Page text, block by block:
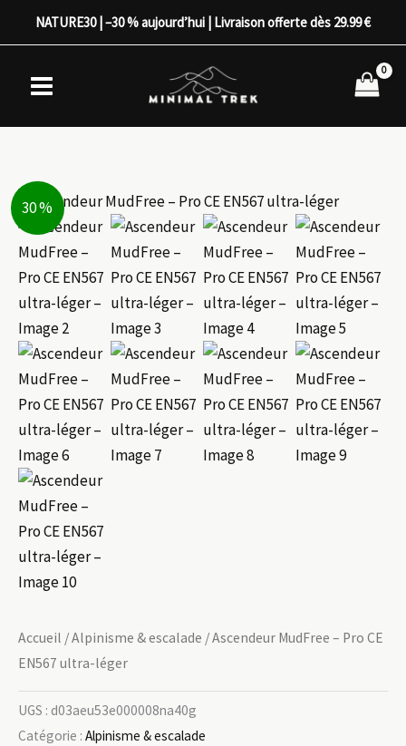
NATURE30 | –30 % aujourd’hui | Livraison offerte dès 29.99 €
30 %
Accueil /Alpinisme & escalade / Ascendeur MudFree – Pro CE
EN567 ultra-léger
UGS : d03aeu53e000008na40g
Catégorie : Alpinisme & escalade